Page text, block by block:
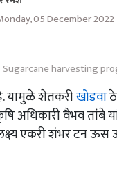
05 December 2022
Sugarcane harvesting
यामुळे शेतकरीखोडवा
अधिकारी वैभव तांबे
लक्ष्य एकरी शंभर टन